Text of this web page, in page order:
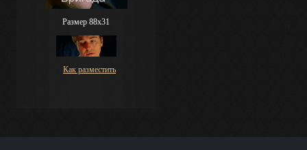
Размер 88х31
Как разместить